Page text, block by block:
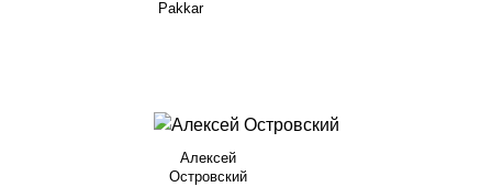
Pakkar
Алексей
Островский